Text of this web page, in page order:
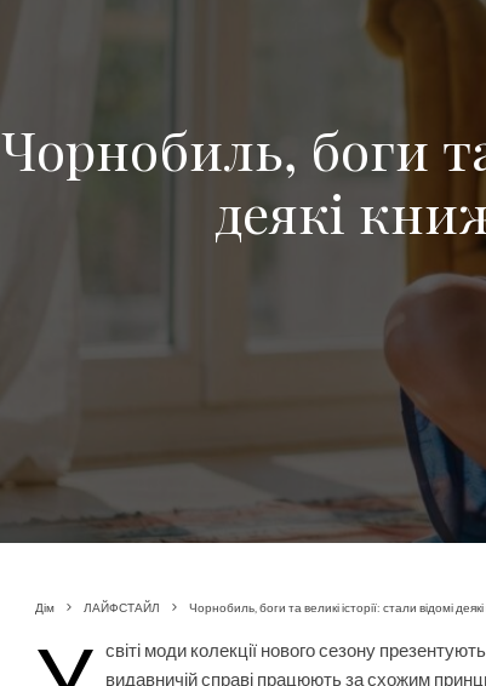
Чорнобиль, боги та
деякі
Дім ЛАЙФСТАЙЛ Чорнобиль, боги та великі історії: стали відомі
світі моди колекції нового сезону
видавничій справі працюють за схожим